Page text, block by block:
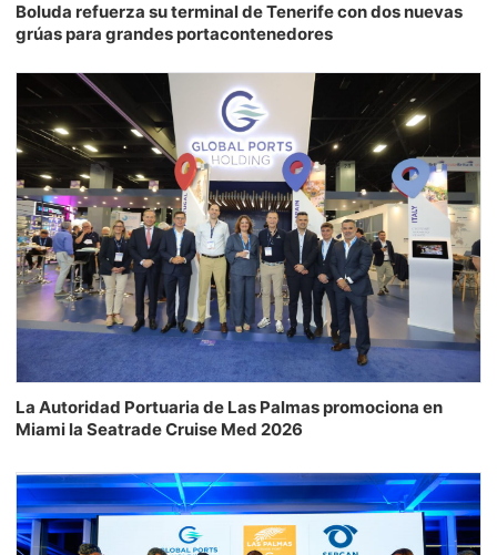
Boluda refuerza su terminal de Tenerife con dos nuevas
grúas para grandes portacontenedores
La Autoridad Portuaria de Las Palmas promociona en
Miami la Seatrade Cruise Med 2026